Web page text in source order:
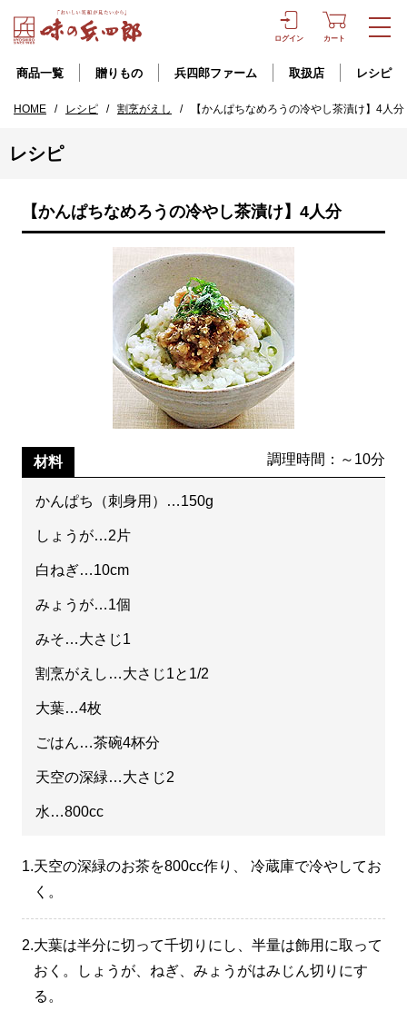
ログイン カート
商品一覧 贈りもの 兵四郎ファーム 取扱店 レシピ
HOME / レシピ / 割烹がえし / 【かんぱちなめろうの冷やし茶漬け】4人分
レシピ
【かんぱちなめろうの冷やし茶漬け】4人分
材料 調理時間：～10分
かんぱち（刺身用）…150g
しょうが…2片
白ねぎ…10cm
みょうが…1個
みそ…大さじ1
割烹がえし…大さじ1と1/2
大葉…4枚
ごはん…茶碗4杯分
天空の深緑…大さじ2
水…800cc
1.天空の深緑のお茶を800cc作り、 冷蔵庫で冷やしてお
く。
2.大葉は半分に切って千切りにし、半量は飾用に取って
おく。しょうが、ねぎ、みょうがはみじん切りにす
る。